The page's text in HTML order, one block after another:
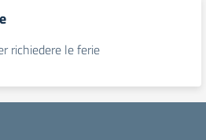
richiedere le ferie